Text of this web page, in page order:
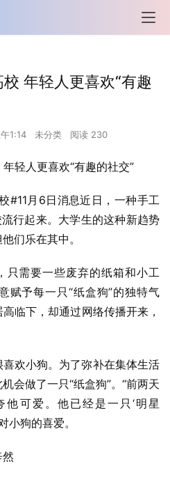
年轻人更喜欢“有趣
1:14 未分类 阅读 230
轻人更喜欢“有趣的社交”
#11月6日消息近日，一种手工
行起来。大学生的这种新趋势
们乐在其中。
只需要一些废弃的纸箱和小工
赋予每一只“纸盒狗”的独特气
临下，却通过网络传播开来，
欢小狗。为了弥补在集体生活
会做了一只“纸盒狗”。“前两天
可爱。他已经是一只‘明星
小狗的喜爱。